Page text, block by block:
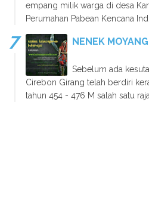
empang milik warga di desa
Perumahan Pabean Kencana
NENEK
Sebelum ada
Cirebon Girang telah berdiri
tahun 454 - 476 M salah satu